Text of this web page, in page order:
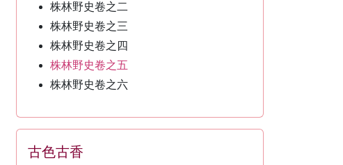
株林野史卷之二
株林野史卷之三
株林野史卷之四
株林野史卷之五
株林野史卷之六
古色古香